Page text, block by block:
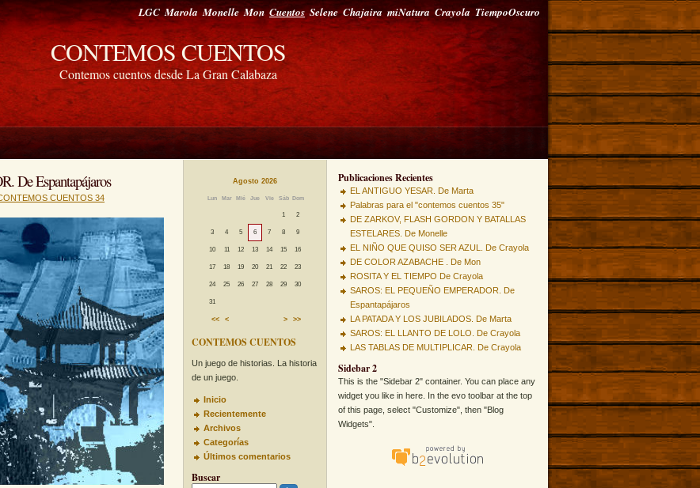
LGC Marola Monelle Mon Cuentos Selene Chajaira miNatura Crayola TiempoOscuro
CONTEMOS CUENTOS
Contemos cuentos desde La Gran Calabaza
Agosto 2026
Lun Mar Mié Jue Vie Sáb Dom
1 2
3 4 5 6 7 8 9
10 11 12 13 14 15 16
17 18 19 20 21 22 23
24 25 26 27 28 29 30
31
<< < > >>
CONTEMOS CUENTOS
Un juego de historias. La historia
de un juego.
Inicio
Recientemente
Archivos
Categorías
Últimos comentarios
Buscar
De Espantapájaros
CUENTOS 34
Publicaciones Recientes
EL ANTIGUO YESAR. De Marta
Palabras para el "contemos cuentos 35"
DE ZARKOV, FLASH GORDON Y BATALLAS
ESTELARES. De Monelle
EL NIÑO QUE QUISO SER AZUL. De Crayola
DE COLOR AZABACHE . De Mon
ROSITA Y EL TIEMPO De Crayola
SAROS: EL PEQUEÑO EMPERADOR. De
Espantapájaros
LA PATADA Y LOS JUBILADOS. De Marta
SAROS: EL LLANTO DE LOLO. De Crayola
LAS TABLAS DE MULTIPLICAR. De Crayola
Sidebar 2
This is the "Sidebar 2" container. You can place any
widget you like in here. In the evo toolbar at the top
of this page, select "Customize", then "Blog
Widgets".